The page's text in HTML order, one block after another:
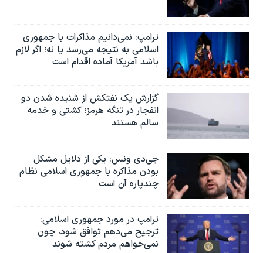
ترامپ: نمی‌دانیم مذاکرات با جمهوری
اسلامی به نتیجه می‌رسد یا نه؛ اگر لازم
باشد آمریکا آماده اقدام است
گزارش یک نفتکش از شنیده شدن دو
انفجار در تنگه هرمز؛ کشتی و خدمه
سالم هستند
جی‌دی ونس: یکی از دلایل مشکل
بودن مذاکره با جمهوری اسلامی نظام
چندپاره آن است
ترامپ در مورد جمهوری اسلامی:
ترجیح می‌دهم توافق شود، چون
نمی‌خواهم مردم کشته شوند